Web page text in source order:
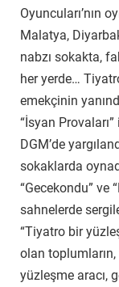
Oyuncuları’nın
Malatya,
nabzı sokakta,
her yerde…
emekçinin
“İsyan
DGM’de
sokaklarda
“Gecekondu” ve
sahnelerde
“Tiyatro bir
olan toplumların,
yüzleşme aracı,